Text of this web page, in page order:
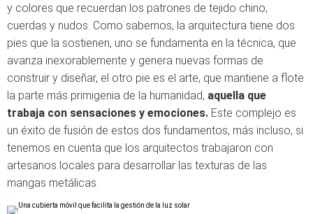
y colores que recuerdan los patrones de tejido chino,
cuerdas y nudos. Como sabemos, la arquitectura tiene dos
pies que la sostienen, uno se fundamenta en la técnica, que
avanza inexorablemente y genera nuevas formas de
construir y diseñar, el otro pie es el arte, que mantiene a flote
la parte más primigenia de la humanidad, aquella que
trabaja con sensaciones y emociones. Este complejo es
un éxito de fusión de estos dos fundamentos, más incluso, si
tenemos en cuenta que los arquitectos trabajaron con
artesanos locales para desarrollar las texturas de las
mangas metálicas.